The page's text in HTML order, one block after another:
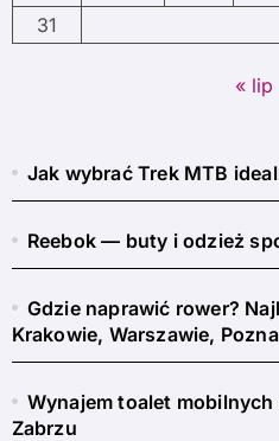
31
« lip
Jak wybrać Trek MTB
Reebok — buty i odzież
Gdzie naprawić rower?
Krakowie, Warszawie,
Wynajem toalet
Zabrzu